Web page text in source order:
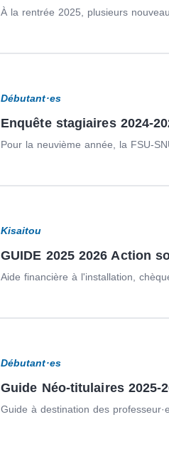
À la rentrée 2025, plusieurs
Débutant·es
Enquête stagiaires 2024-
Pour la neuvième année, la FSU-
Kisaitou
GUIDE 2025 2026 Action
Aide financière à l'installation,
Débutant·es
Guide Néo-titulaires 2025-
Guide à destination des